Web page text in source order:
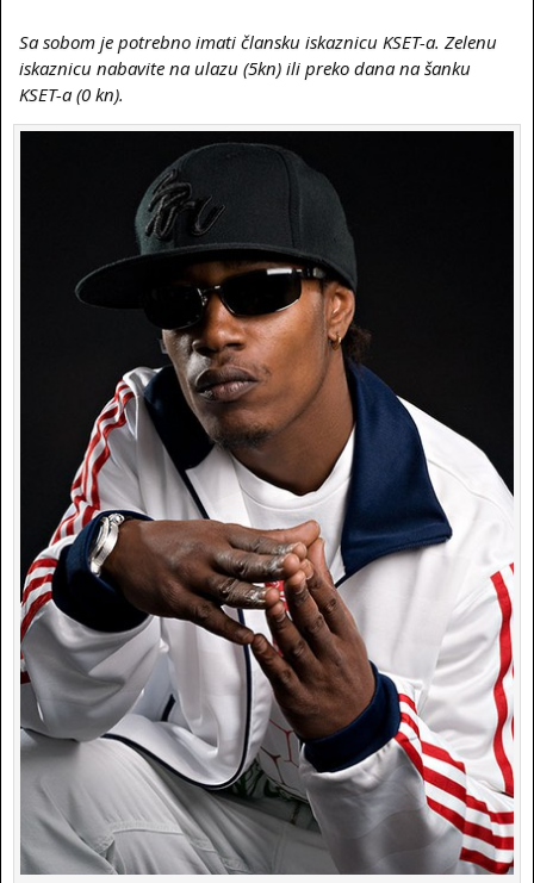
Sa sobom je potrebno imati člansku iskaznicu KSET-a. Zelenu
iskaznicu nabavite na ulazu (5kn) ili preko dana na šanku
KSET-a (0 kn).